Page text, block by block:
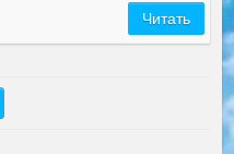
Читать